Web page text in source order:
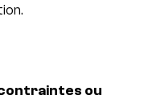
ou